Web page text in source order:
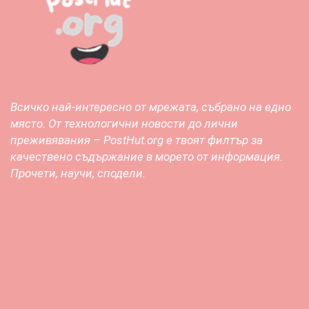
Всичко най-интересно от мрежата, събрано на едно
място. От технологични новости до лични
преживявания – PostHut.org е твоят филтър за
качествено съдържание в морето от информация.
Прочети, научи, сподели.